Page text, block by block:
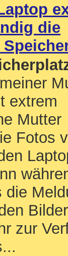
die
extrem
Mutter
Fotos
die
zur